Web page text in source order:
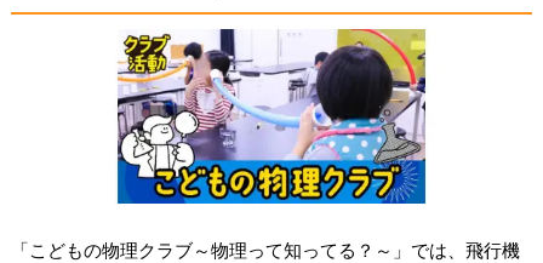
「こどもの物理クラブ～物理って知ってる？～」では、飛行機